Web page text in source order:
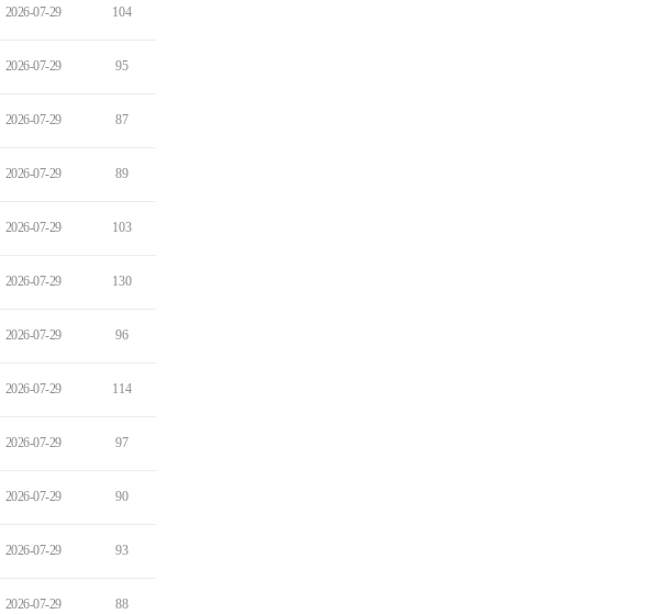
2026-07-29 104
2026-07-29 95
2026-07-29 87
2026-07-29 89
2026-07-29 103
2026-07-29 130
2026-07-29 96
2026-07-29 114
2026-07-29 97
2026-07-29 90
2026-07-29 93
2026-07-29 88